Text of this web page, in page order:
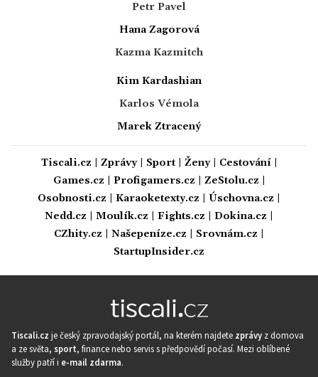
Petr Pavel
Hana Zagorová
Kazma Kazmitch
Kim Kardashian
Karlos Vémola
Marek Ztracený
Tiscali.cz Zprávy| Sport| Ženy| Cestování|
Games.cz
Profigamers.cz ZeStolu.cz
Osobnosti.cz
Karaoketexty.cz Úschovna.cz
Nedd.cz
Moulík.cz Fights.cz Dokina.cz
CZhity.cz
Našepeníze.cz Srovnám.cz
StartupInsider.cz
Tiscali.cz je český zpravodajský portál, na kterém najdete zprávy z domova
a ze světa, sport, finance nebo servis s předpovědí počasí. Mezi oblíbené
služby patří i e-mail zdarma.